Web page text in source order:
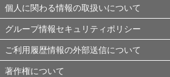
個人に関わる情報の取扱いについて
グループ情報セキュリティポリシー
ご利用履歴情報の外部送信について
著作権について